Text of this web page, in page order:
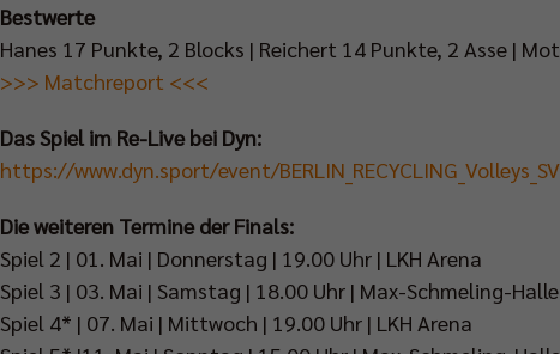
Bestwerte
Hanes 17 Punkte, 2 Blocks | Reichert 14 Punkte, 2 Asse |
>>> Matchreport <<<
Das Spiel im Re-Live bei Dyn:
https://www.dyn.sport/event/
Die weiteren Termine der Finals:
Spiel 2 | 01. Mai | Donnerstag | 19.00 Uhr | LKH Arena
Spiel 3 | 03. Mai | Samstag | 18.00 Uhr | Max-Schmeling-Halle
Spiel 4* | 07. Mai | Mittwoch | 19.00 Uhr | LKH Arena